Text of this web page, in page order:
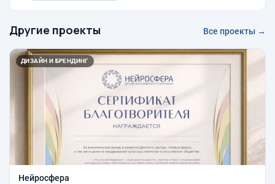
Другие проекты Все проекты →
ДИЗАЙН И БРЕНДИНГ
Нейросфера